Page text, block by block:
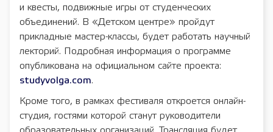
и квесты, подвижные игры от студенческих
объединений. В «Детском центре» пройдут
прикладные мастер-классы, будет работать научный
лекторий. Подробная информация о программе
опубликована на официальном сайте проекта:
studyvolga.com.
Кроме того, в рамках фестиваля откроется онлайн-
студия, гостями которой станут руководители